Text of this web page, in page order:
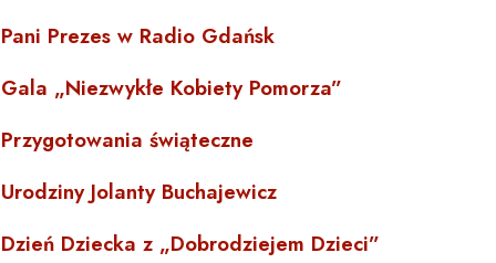
Pani Prezes w Radio Gdańsk
Gala „Niezwykłe Kobiety Pomorza”
Przygotowania świąteczne
Urodziny Jolanty Buchajewicz
Dzień Dziecka z „Dobrodziejem Dzieci”